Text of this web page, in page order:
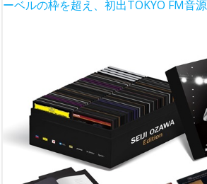
ーベルの枠を超え、初出TOKYO FM音源